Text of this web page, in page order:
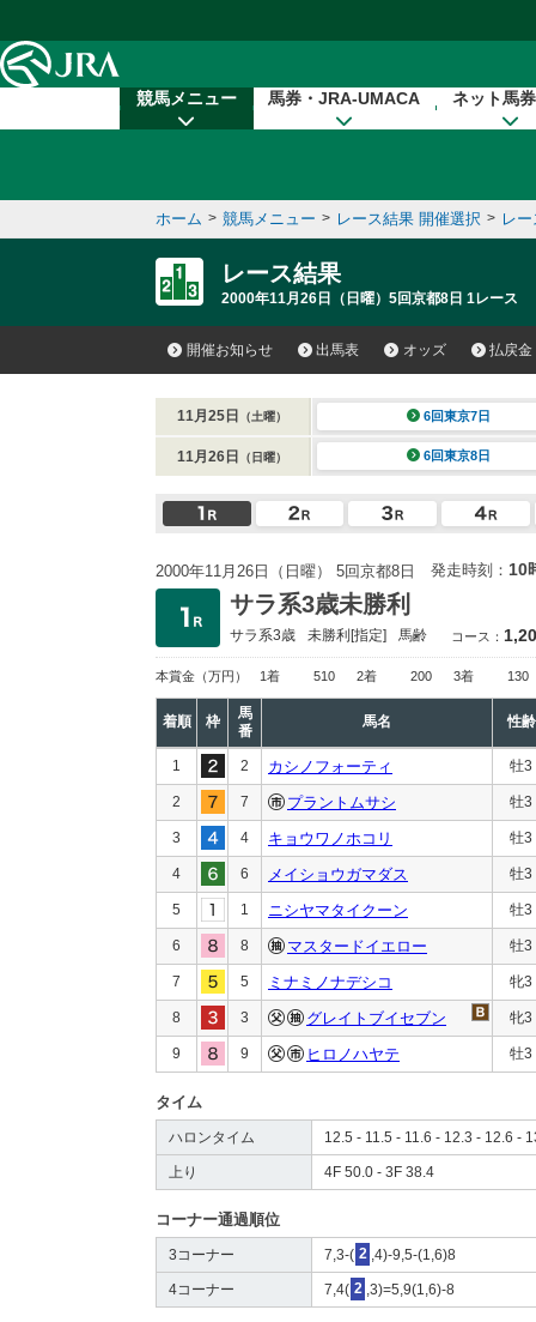
競馬メニュー 馬券・JRA-UMACA ネット馬
ホーム > 競馬メニュー > レース結果 開催選択 > レ
レース結果
2000年11月26日（日曜）5回京都8日 1レース
開催お知らせ 出馬表 オッズ 払戻金
11月25日 （土曜） 6回東京7日
11月26日 （日曜） 6回東京8日
2000年11月26日（日曜） 5回京都8日 発走時刻： 10
サラ系3歳未勝利
サラ系3歳 未勝利[指定] 馬齢 コース：
本賞金 （万円） 1着 510 2着 200 3着 130
着順 枠
馬
番
馬名 性齢
1 2 カシノフォーティ 牡3
2 7 プラントムサシ 牡3
3 4 キョウワノホコリ 牡3
4 6 メイショウガマダス 牡3
5 1 ニシヤマタイクーン 牡3
6 8 マスタードイエロー 牡3
7 5 ミナミノナデシコ 牝3
8 3 グレイトブイセブン 牝3
9 9 ヒロノハヤテ 牡3
タイム
ハロンタイム 12.5 - 11.5 - 11.6 - 12.3 - 12.6 -
上り 4F 50.0 - 3F 38.4
コーナー通過順位
3コーナー 7,3-( 2 ,4)-9,5-(1,6)8
4コーナー 7,4( 2 ,3)=5,9(1,6)-8